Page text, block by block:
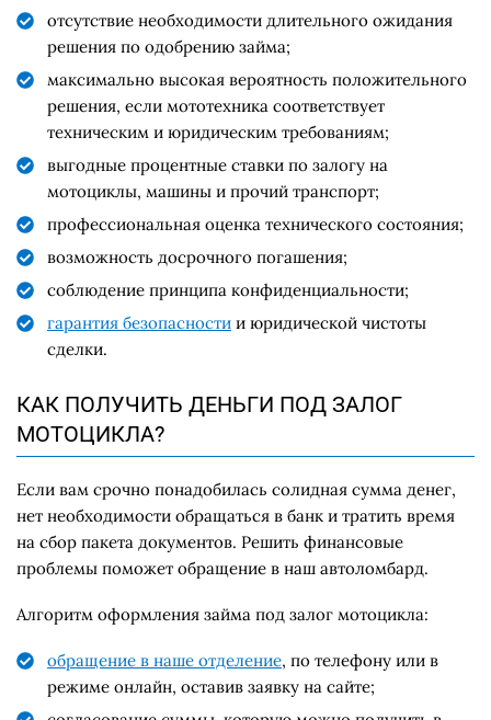
отсутствие необходимости длительного ожидания
решения по одобрению займа;
максимально высокая вероятность положительного
решения, если мототехника соответствует
техническим и юридическим требованиям;
выгодные процентные ставки по залогу на
мотоциклы, машины и прочий транспорт;
профессиональная оценка технического состояния;
возможность досрочного погашения;
соблюдение принципа конфиденциальности;
гарантия безопасности и юридической чистоты
сделки.
КАК ПОЛУЧИТЬ ДЕНЬГИ ПОД ЗАЛОГ
МОТОЦИКЛА?
Если вам срочно понадобилась солидная сумма денег,
нет необходимости обращаться в банк и тратить время
на сбор пакета документов. Решить финансовые
проблемы поможет обращение в наш автоломбард.
Алгоритм оформления займа под залог мотоцикла:
обращение в наше отделение, по телефону или в
режиме онлайн, оставив заявку на сайте;